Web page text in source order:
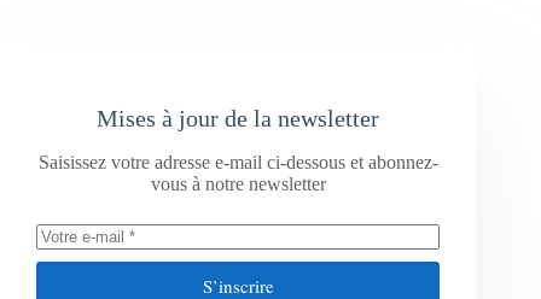
Mises à jour de la newsletter
Saisissez votre adresse e-mail ci-dessous et abonnez-
vous à notre newsletter
S’inscrire